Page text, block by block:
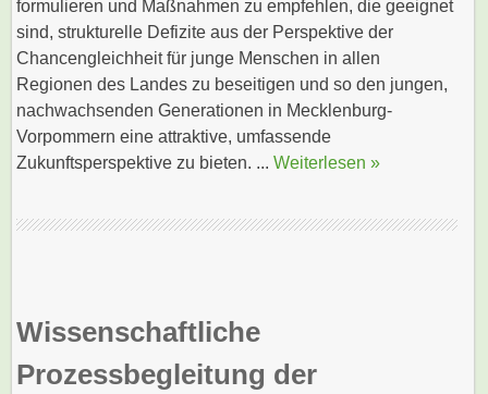
formulieren und Maßnahmen zu empfehlen, die geeignet
sind, strukturelle Defizite aus der Perspektive der
Chancengleichheit für junge Menschen in allen
Regionen des Landes zu beseitigen und so den jungen,
nachwachsenden Generationen in Mecklenburg-
Vorpommern eine attraktive, umfassende
Zukunftsperspektive zu bieten. ...Weiterlesen »
Wissenschaftliche
Prozessbegleitung der